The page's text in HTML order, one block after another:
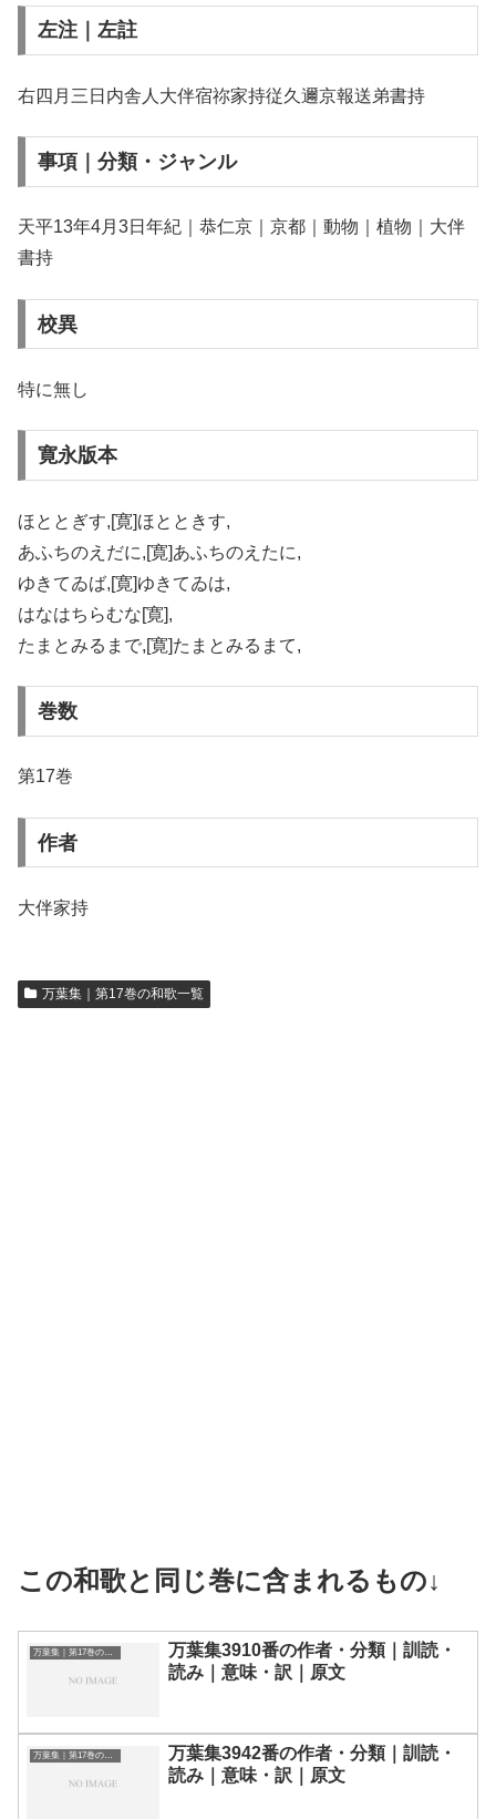
左注｜左註
右四月三日内舎人大伴宿祢家持従久邇京報送弟書持
事項｜分類・ジャンル
天平13年4月3日年紀｜恭仁京｜京都｜動物｜植物｜大伴
書持
校異
特に無し
寛永版本
ほととぎす,[寛]ほとときす,
あふちのえだに,[寛]あふちのえたに,
ゆきてゐば,[寛]ゆきてゐは,
はなはちらむな[寛],
たまとみるまで,[寛]たまとみるまて,
巻数
第17巻
作者
大伴家持
万葉集｜第17巻の和歌一覧
この和歌と同じ巻に含まれるもの↓
万葉集｜第17巻の和歌一覧
万葉集3910番の作者・分類｜訓読・
読み｜意味・訳｜原文
万葉集｜第17巻の和歌一覧
万葉集3942番の作者・分類｜訓読・
読み｜意味・訳｜原文